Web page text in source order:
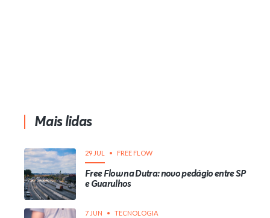
Mais lidas
29 JUL FREE FLOW
Free Flow na Dutra: novo pedágio entre SP
e Guarulhos
7 JUN TECNOLOGIA